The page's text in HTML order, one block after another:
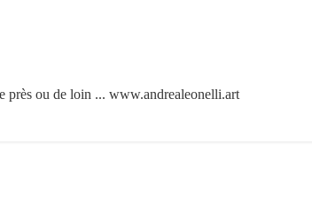
près ou de loin ... www.andrealeonelli.art